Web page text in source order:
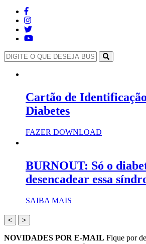
Cartão de
Diabetes
FAZER DOWNLOAD
BURNOUT: Só o
desencadear essa
SAIBA MAIS
< >
NOVIDADES POR E-MAIL Fique por